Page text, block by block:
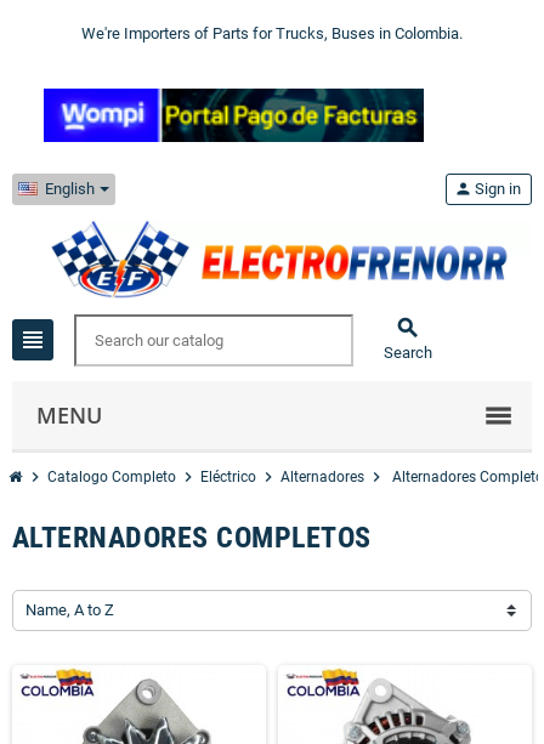
We're Importers of Parts for Trucks, Buses in Colombia.
English
view_headline 
Search
person Sign in
MENU
chevron_right Catalogo Completo chevron_right Eléctrico chevron_right Alternadores chevron_right Alternadores
ALTERNADORES COMPLETOS
Name, A to Z